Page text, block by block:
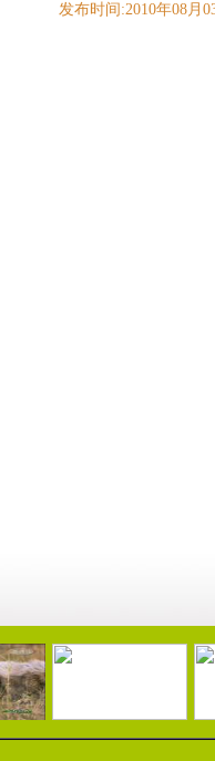
发布时间:2010年08月
29:59 00:29:59